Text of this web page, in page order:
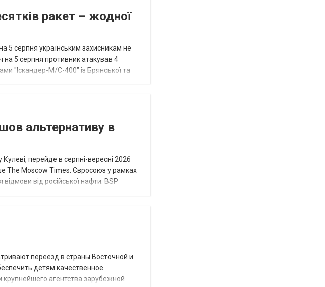
ракет – жодної
5 серпня українським захисникам не
на 5 серпня противник атакував 4
"Іскандер-М/С-400" із Брянської та
альтернативу в
перейде в серпні-вересні 2026
The Moscow Times. Євросоюз у рамках
від російської нафти. BSP
переезд в страны Восточной и
детям качественное
агентства зарубежной